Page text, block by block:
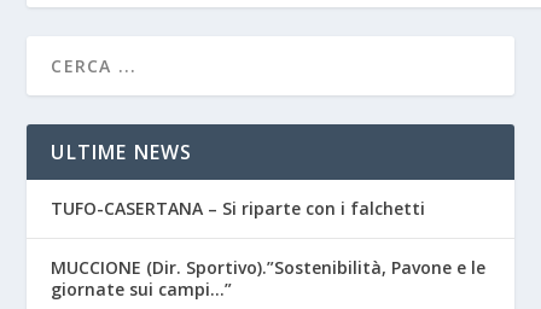
ULTIME NEWS
TUFO-CASERTANA – Si riparte con i falchetti
MUCCIONE (Dir. Sportivo).”Sostenibilità, Pavone e le
giornate sui campi…”